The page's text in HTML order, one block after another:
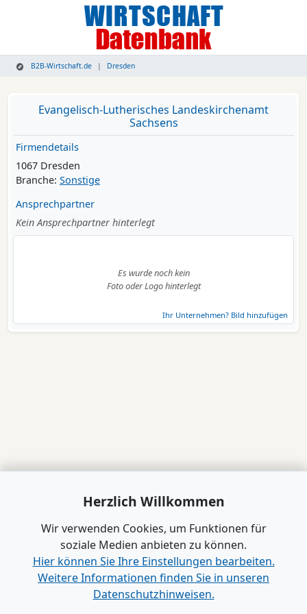
B2B-Wirtschaft.de Dresden
Evangelisch-Lutherisches Landeskirchenamt
Sachsens
Firmendetails
1067 Dresden
Branche: Sonstige
Ansprechpartner
Kein Ansprechpartner hinterlegt
Es wurde noch kein
Foto oder Logo hinterlegt
Ihr Unternehmen? Bild hinzufügen
Herzlich Willkommen
Wir verwenden Cookies, um Funktionen für
soziale Medien anbieten zu können.
Hier können Sie Ihre Einstellungen bearbeiten.
Weitere Informationen finden Sie in unseren
Datenschutzhinweisen.